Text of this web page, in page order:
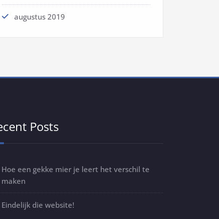
augustus 2019
Posts
Hoe een gekke mier je leert het verschil te
maken
Eindelijk die website!